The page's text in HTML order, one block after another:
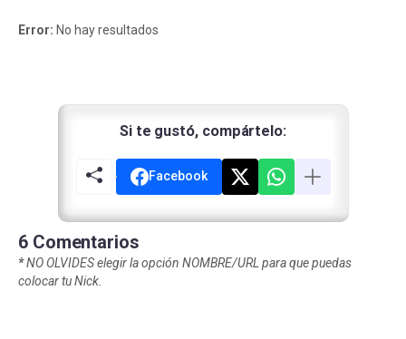
Error: No hay resultados
Si te gustó, compártelo:
Facebook
6 Comentarios
*NO OLVIDES elegir la opción NOMBRE/URL para que puedas
colocar tu Nick.